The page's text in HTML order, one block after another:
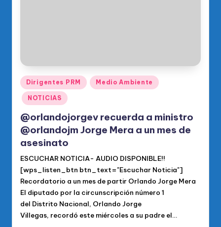
Publicado
en
Dirigentes PRM Medio Ambiente
NOTICIAS
@orlandojorgev recuerda a ministro
@orlandojm Jorge Mera a un mes de
asesinato
ESCUCHAR NOTICIA- AUDIO DISPONIBLE!!
[wps_listen_btn btn_text="Escuchar Noticia"]
Recordatorio a un mes de partir Orlando Jorge Mera
El diputado por la circunscripción número 1
del Distrito Nacional, Orlando Jorge
Villegas, recordó este miércoles a su padre el…